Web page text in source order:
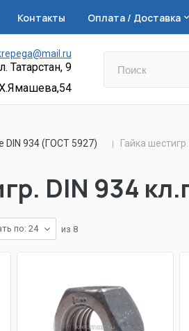
Контакты Оплата / Доставка
Татарстан, 9
DIN 934 (ГОСТ 5927) Гайка
DIN 934
по: 24 из 8